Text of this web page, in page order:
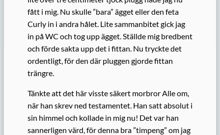
fått i mig. Nu skulle ”bara” ägget eller den feta
Curly in i andra hålet. Lite sammanbitet gick jag
in på WC och tog upp ägget. Ställde mig bredbent
och förde sakta upp det i fittan. Nu tryckte det
ordentligt, för den där pluggen gjorde fittan
trängre.
Tänkte att det här visste säkert morbror Alle om,
när han skrev ned testamentet. Han satt absolut i
sin himmel och kollade in mig nu! Det var han
sannerligen värd, för denna bra ”timpeng” om jag